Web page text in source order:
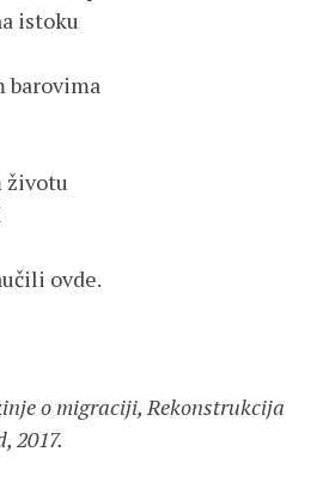
istoku
barovima
životu
ovde.
o migraciji, Rekonstrukcija
2017.